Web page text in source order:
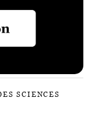
SCIENCES